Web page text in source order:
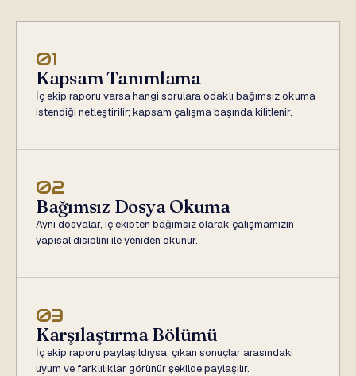
01
Kapsam Tanımlama
İç ekip raporu varsa hangi sorulara odaklı bağımsız okuma
istendiği netleştirilir; kapsam çalışma başında kilitlenir.
02
Bağımsız Dosya Okuma
Aynı dosyalar, iç ekipten bağımsız olarak çalışmamızın
yapısal disiplini ile yeniden okunur.
03
Karşılaştırma Bölümü
İç ekip raporu paylaşıldıysa, çıkan sonuçlar arasındaki
uyum ve farklılıklar görünür şekilde paylaşılır.